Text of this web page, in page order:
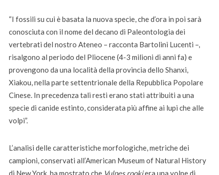
“I fossili su cui è basata la nuova specie, che d’ora in poi sarà
conosciuta con il nome del decano di Paleontologia dei
vertebrati del nostro Ateneo – racconta Bartolini Lucenti –,
risalgono al periodo del Pliocene (4-3 milioni di anni fa) e
provengono da una località della provincia dello Shanxi,
Xiakou, nella parte settentrionale della Repubblica Popolare
Cinese. In precedenza tali resti erano stati attribuiti a una
specie di canide estinto, considerata più affine ai lupi che alle
volpi”.
L’analisi delle caratteristiche morfologiche, metriche dei
campioni, conservati all’American Museum of Natural History
di New York, ha mostrato che Vulpes rookiera una volpe di